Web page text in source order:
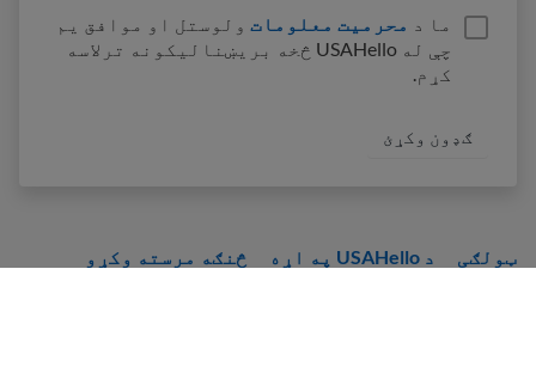
ټولګی د USAHello په اړه څنګه مرسته وکړو
ما د محرمیت معلومات ولوستل او موافق یم
چې له USAHello څخه بریښنالیکونه ترلاسه
کړم.